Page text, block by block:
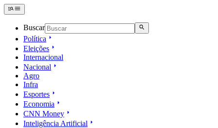
Buscar
Política
Eleições
Internacional
Nacional
Agro
Infra
Esportes
Economia
CNN Money
Inteligência Artificial